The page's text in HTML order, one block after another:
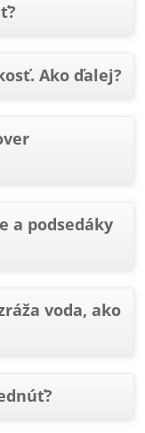
Ako ďalej?
a podsedáky
voda, ako